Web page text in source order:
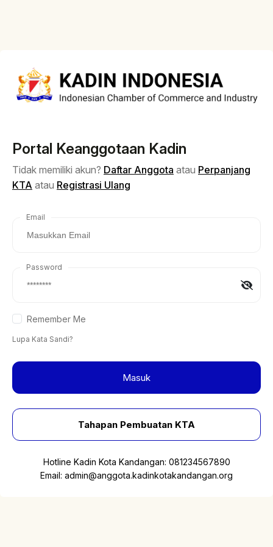
Portal Keanggotaan Kadin
Tidak memiliki akun? Daftar Anggota atau Perpanjang
KTA atau Registrasi Ulang
Email
Password
Remember Me
Lupa Kata Sandi?
Masuk
Tahapan Pembuatan KTA
Hotline Kadin Kota Kandangan: 081234567890
Email: admin@anggota.kadinkotakandangan.org